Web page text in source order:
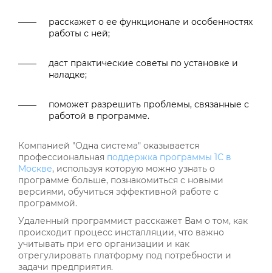
расскажет о ее функционале и особенностях
работы с ней;
даст практические советы по установке и
наладке;
поможет разрешить проблемы, связанные с
работой в программе.
Компанией "Одна система" оказывается
профессиональная поддержка программы 1С в
Москве, используя которую можно узнать о
программе больше, познакомиться с новыми
версиями, обучиться эффективной работе с
программой.
Удаленный программист расскажет Вам о том, как
происходит процесс инсталляции, что важно
учитывать при его организации и как
отрегулировать платформу под потребности и
задачи предприятия.